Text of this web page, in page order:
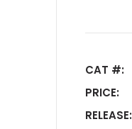
CAT #:
PRICE:
RELEASE: